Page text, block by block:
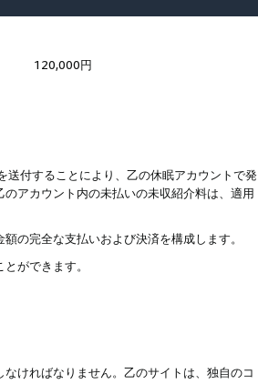
120,000円
付することにより、乙の休眠アカウントで発
アカウント内の未払いの未収紹介料は、適用
の完全な支払いおよび決済を構成します。
ができます。
ければなりません。乙のサイトは、独自のコ